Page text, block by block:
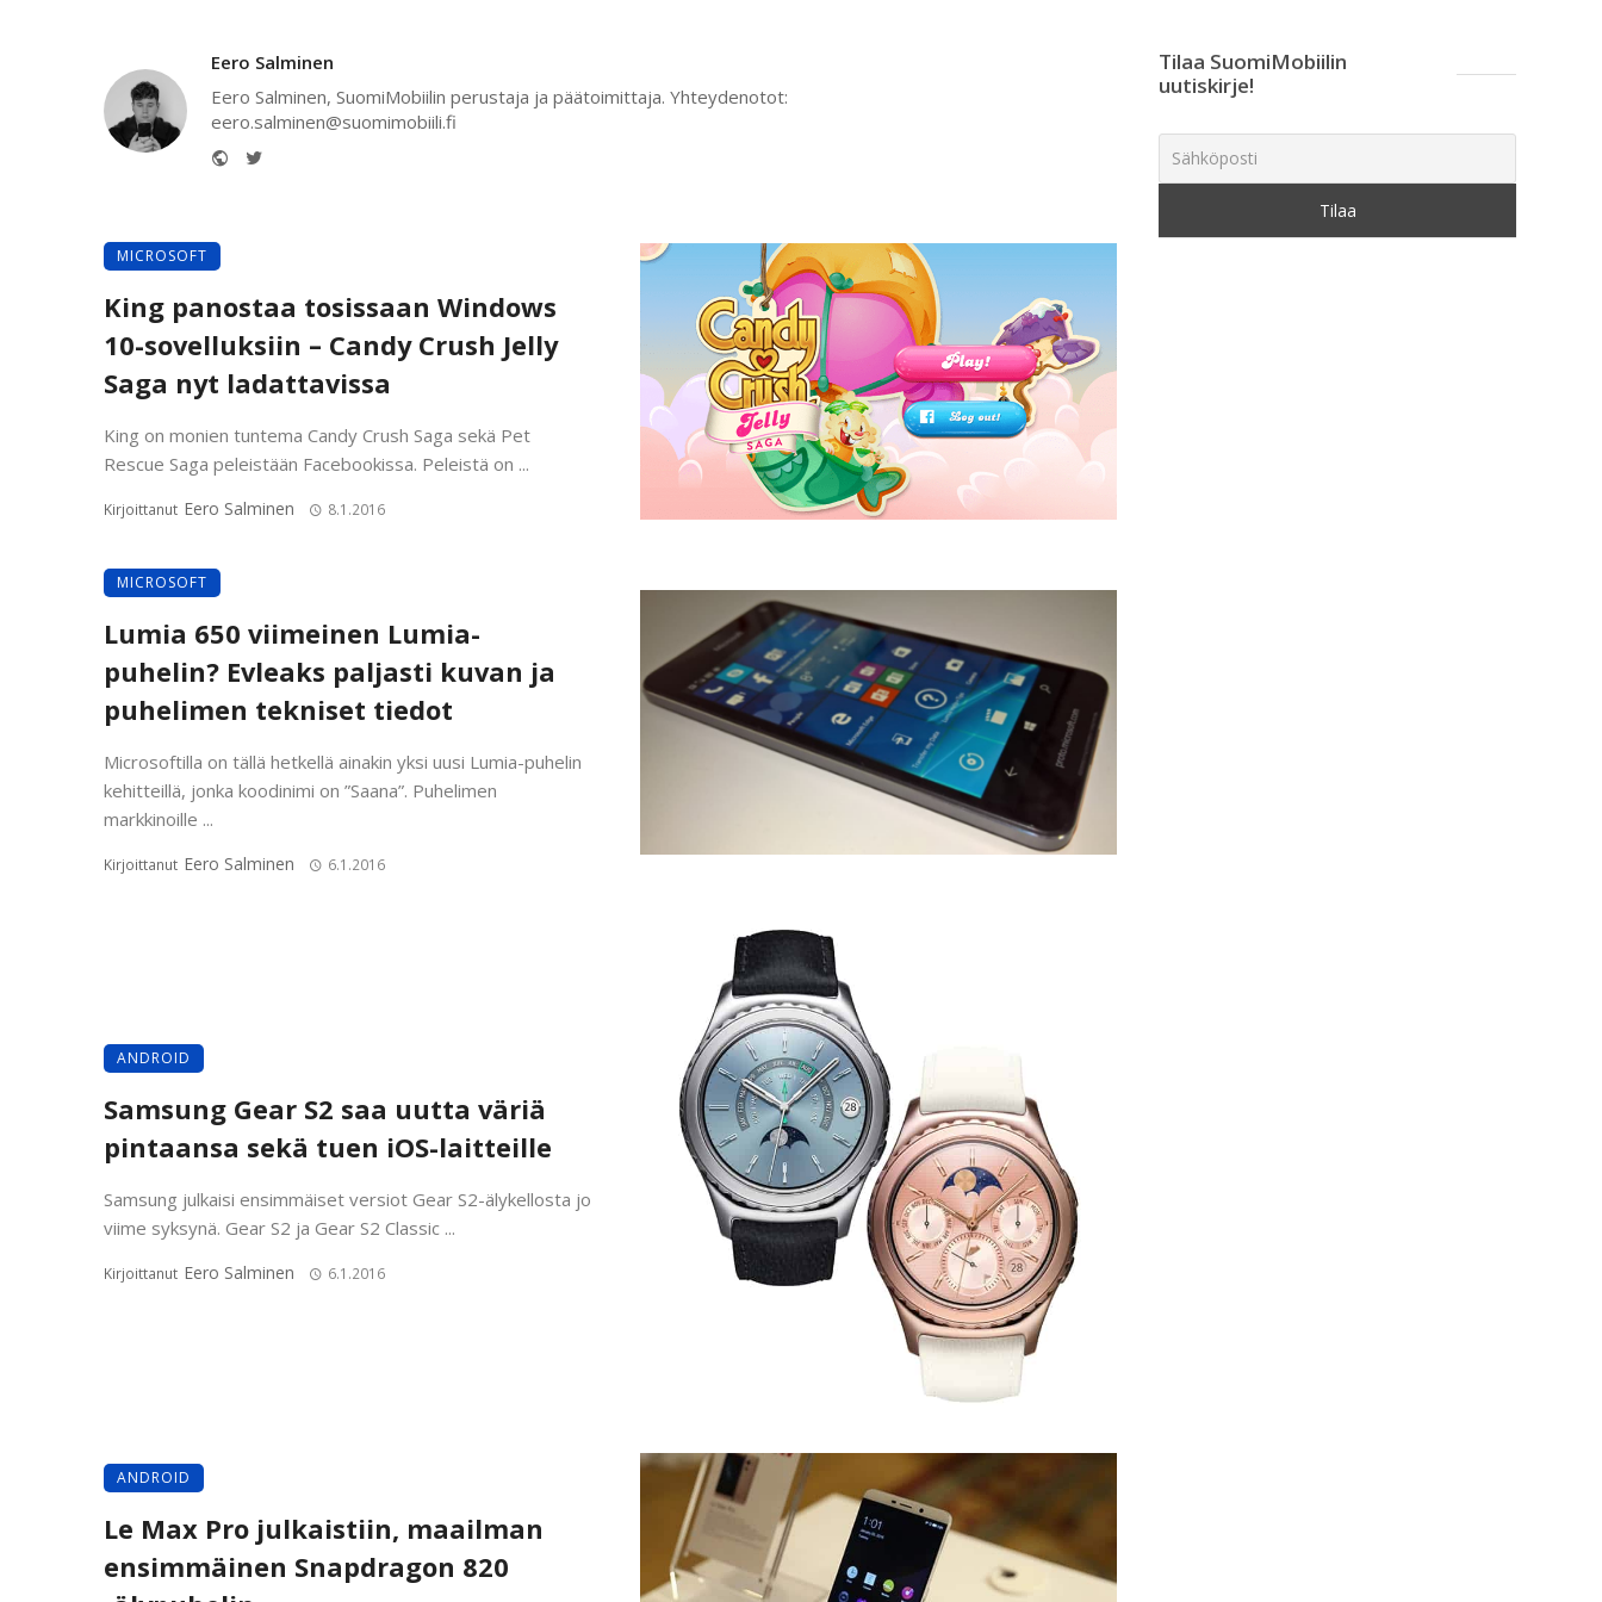
Eero Salminen
Eero Salminen, SuomiMobiilin perustaja ja päätoimittaja. Yhteydenotot:
eero.salminen@suomimobiili.fi
WebsiteTwitter
MICROSOFT
King panostaa tosissaan Windows
10-sovelluksiin – Candy Crush Jelly
Saga nyt ladattavissa
King on monien tuntema Candy Crush Saga sekä Pet
Rescue Saga peleistään Facebookissa. Peleistä on ...
Kirjoittanut Eero Salminen 8.1.2016
MICROSOFT
Lumia 650 viimeinen Lumia-
puhelin? Evleaks paljasti kuvan ja
puhelimen tekniset tiedot
Microsoftilla on tällä hetkellä ainakin yksi uusi Lumia-puhelin
kehitteillä, jonka koodinimi on ”Saana”. Puhelimen
markkinoille ...
Kirjoittanut Eero Salminen 6.1.2016
ANDROID
Samsung Gear S2 saa uutta väriä
pintaansa sekä tuen iOS-laitteille
Samsung julkaisi ensimmäiset versiot Gear S2-älykellosta jo
viime syksynä. Gear S2 ja Gear S2 Classic ...
Kirjoittanut Eero Salminen 6.1.2016
ANDROID
Le Max Pro julkaistiin, maailman
ensimmäinen Snapdragon 820
Tilaa SuomiMobiilin
uutiskirje!